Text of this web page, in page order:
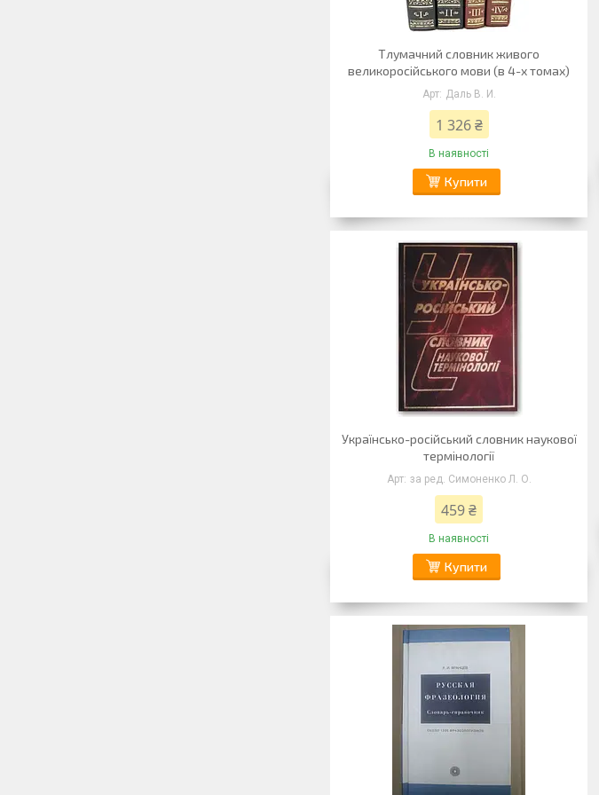
Тлумачний словник живого
великоросійського мови (в 4-х томах)
Даль В. И.
1 326 ₴
В наявності
Купити
Українсько-російський словник наукової
термінології
за ред. Симоненко Л. О.
459 ₴
В наявності
Купити